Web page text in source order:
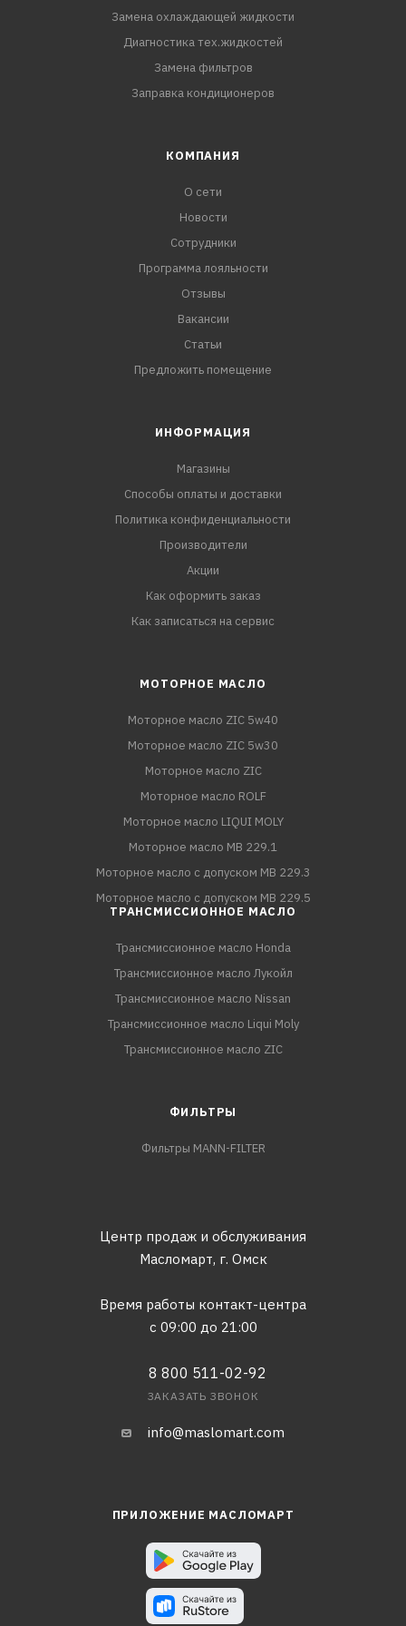
Замена охлаждающей жидкости
Диагностика тех.жидкостей
Замена фильтров
Заправка кондиционеров
КОМПАНИЯ
О сети
Новости
Сотрудники
Программа лояльности
Отзывы
Вакансии
Статьи
Предложить помещение
ИНФОРМАЦИЯ
Магазины
Способы оплаты и доставки
Политика конфиденциальности
Производители
Акции
Как оформить заказ
Как записаться на сервис
МОТОРНОЕ МАСЛО
Моторное масло ZIC 5w40
Моторное масло ZIC 5w30
Моторное масло ZIC
Моторное масло ROLF
Моторное масло LIQUI MOLY
Моторное масло MB 229.1
Моторное масло с допуском MB 229.3
Моторное масло с допуском MB 229.5
ТРАНСМИССИОННОЕ МАСЛО
Трансмиссионное масло Honda
Трансмиссионное масло Лукойл
Трансмиссионное масло Nissan
Трансмиссионное масло Liqui Moly
Трансмиссионное масло ZIC
ФИЛЬТРЫ
Фильтры MANN-FILTER
Центр продаж и обслуживания
Масломарт, г. Омск
Время работы контакт-центра
с 09:00 до 21:00
8 800 511-02-92
ЗАКАЗАТЬ ЗВОНОК
info@maslomart.com
ПРИЛОЖЕНИЕ МАСЛОМАРТ